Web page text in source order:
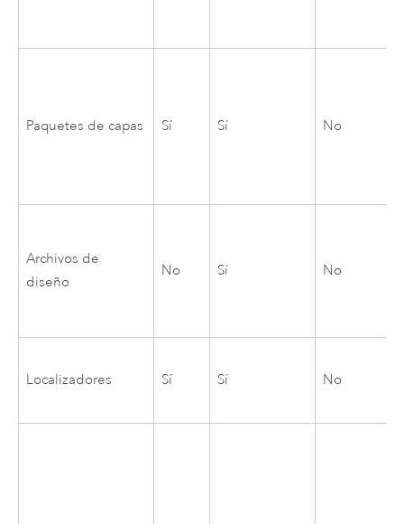
Paquetes de capas Sí Sí No
Archivos de
diseño
No Sí No
Localizadores Sí Sí No